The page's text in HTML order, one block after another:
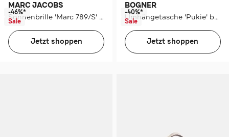
MARC JACOBS
Sonnenbrille 'Marc 789/S' braun
-46%*
Sale
Jetzt shoppen
BOGNER
Umhängetasche 'Pukie' beige
-40%*
Sale
Jetzt shoppen